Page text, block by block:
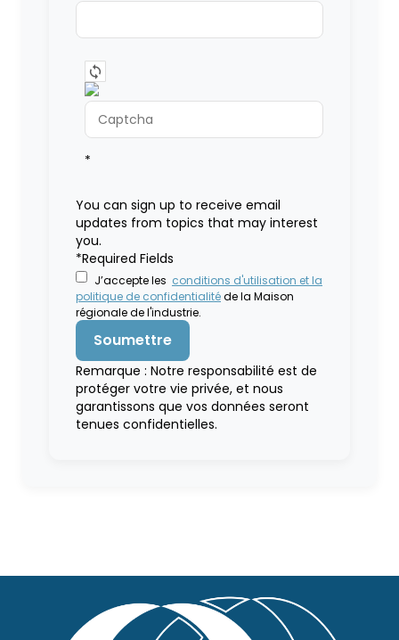
*
You can sign up to receive email
updates from topics that may interest
you.
*Required Fields
J’accepte les conditions d'utilisation et la
politique de confidentialitéde la Maison
régionale de l'industrie.
Remarque : Notre responsabilité est de
protéger votre vie privée, et nous
garantissons que vos données seront
tenues confidentielles.